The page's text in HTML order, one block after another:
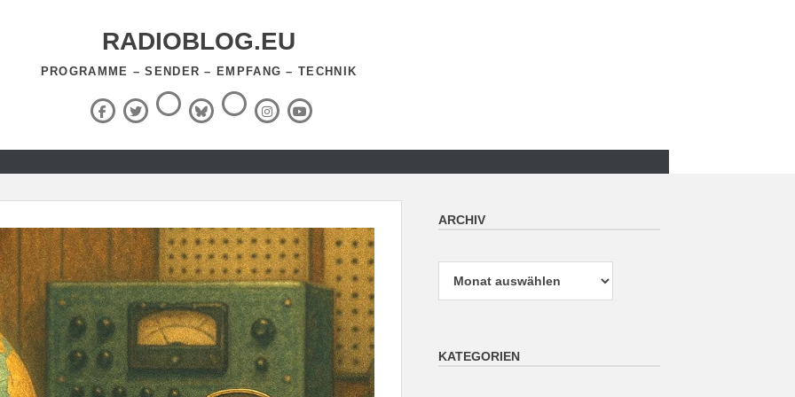
RADIOBLOG.EU
PROGRAMME – SENDER – EMPFANG – TECHNIK
Facebook
X
(Twitter)
ThreadsBlueSky
RSS-
Feed InstagramYouTube
ARCHIV
KATEGORIEN